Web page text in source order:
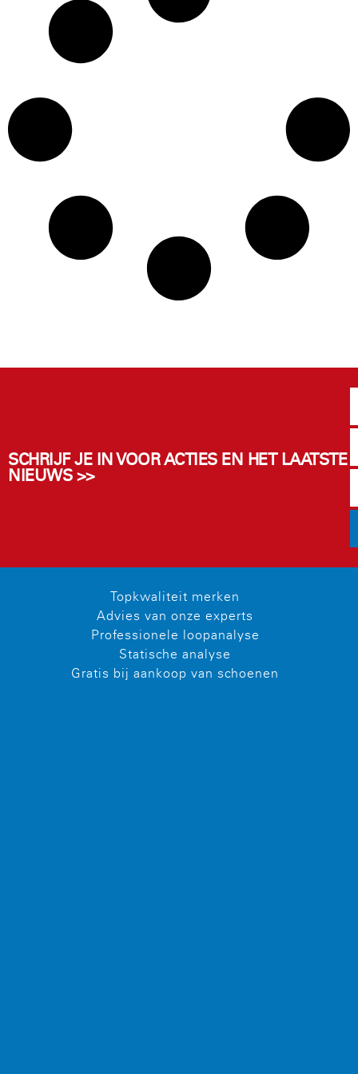
SCHRIJF JE IN VOOR ACTIES EN HET LAATSTE
NIEUWS >>
Topkwaliteit merken
Advies van onze experts
Professionele loopanalyse
Statische analyse
Gratis bij aankoop van schoenen